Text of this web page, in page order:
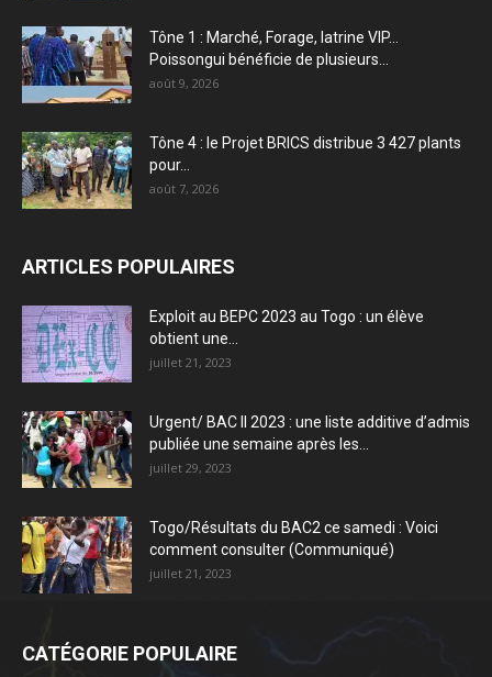
Tône 1 : Marché, Forage, latrine VIP…
Poissongui bénéficie de plusieurs...
août 9, 2026
Tône 4 : le Projet BRICS distribue 3 427 plants
pour...
août 7, 2026
ARTICLES POPULAIRES
Exploit au BEPC 2023 au Togo : un élève
obtient une...
juillet 21, 2023
Urgent/ BAC II 2023 : une liste additive d’admis
publiée une semaine après les...
juillet 29, 2023
Togo/Résultats du BAC2 ce samedi : Voici
comment consulter (Communiqué)
juillet 21, 2023
CATÉGORIE POPULAIRE